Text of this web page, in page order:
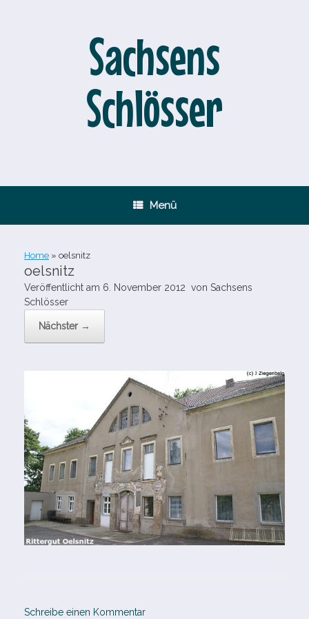
Sachsens
Schlösser
Menü
Home » oelsnitz
oelsnitz
Veröffentlicht am 6. November 2012 von Sachsens
Schlösser
Nächster →
Schreibe einen Kommentar